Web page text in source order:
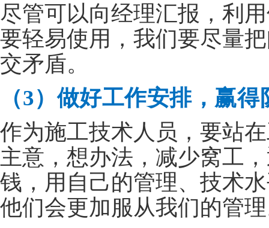
尽管可以向经理汇报，利
要轻易使用，我们要尽量
交矛盾。
（3）做好工作安排，赢
作为施工技术人员，要站
主意，想办法，减少窝工
钱，用自己的管理、技术
他们会更加服从我们的管